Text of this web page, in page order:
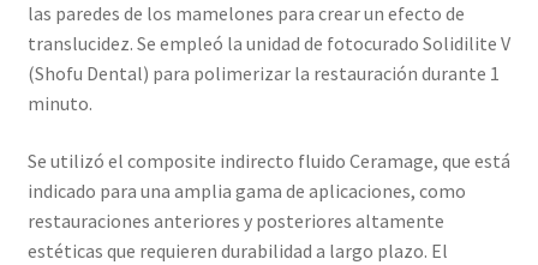
las paredes de los mamelones para crear un efecto de
translucidez. Se empleó la unidad de fotocurado Solidilite V
(Shofu Dental) para polimerizar la restauración durante 1
minuto.
Se utilizó el composite indirecto fluido Ceramage, que está
indicado para una amplia gama de aplicaciones, como
restauraciones anteriores y posteriores altamente
estéticas que requieren durabilidad a largo plazo. El